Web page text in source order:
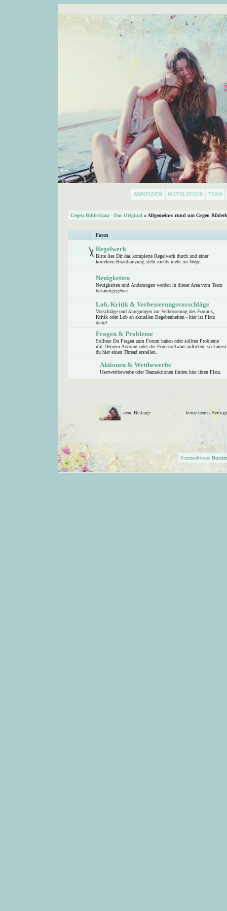
Gegen Bilderklau - Das Original » Allgemeines rund um Gegen
Foren
Regelwerk
Bitte lies Dir das komplette Regelwerk durch und einer
korrekten Boardnutzung steht nichts mehr im Wege.
Neuigkeiten
Neuigkeiten und Änderungen werden in dieser Area vom Team
bekanntgegeben.
Lob, Kritik & Verbesserungsvorschläge
Vorschläge und Anregungen zur Verbesserung des Forums,
Kritik oder Lob an aktuellen Begebenheiten - hier ist Platz
dafür!
Fragen & Probleme
Solltest Du Fragen zum Forum haben oder sollten Probleme
mit Deinem Account oder der Forensoftware auftreten, so kannst
du hier einen Thread erstellen.
Aktionen & Wettbewerbe
Userwettbewerbe oder Teamaktionen finden hier ihren Platz.
neue Beiträge keine neuen
Forensoftware: